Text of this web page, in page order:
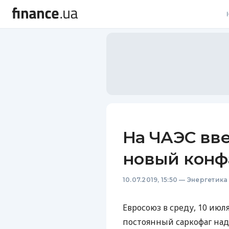
На ЧАЭС
новый
10.07.2019, 15:50 — Энергетика
Евросоюз в среду, 10
постоянный саркофаг